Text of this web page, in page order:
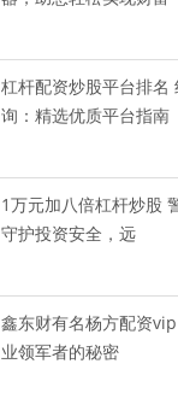
杠杆配资炒股平台排名
询：精选优质平台指南
1万元加八倍杠杆炒股
守护投资安全，远
鑫东财有名杨方配资
业领军者的秘密